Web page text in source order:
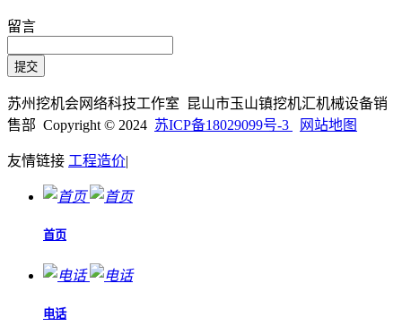
留言
苏州挖机会网络科技工作室 昆山市玉山镇挖机汇机械设备销
售部 Copyright © 2024 苏ICP备18029099号-3 网站地图
友情链接 工程造价|
首页
电话